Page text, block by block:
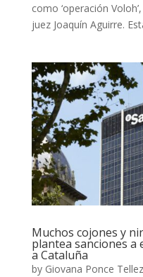
como ‘operación
juez Joaquín Aguirre.
Muchos cojones y
plantea sanciones
a Cataluña
by Giovana Ponce Tellez